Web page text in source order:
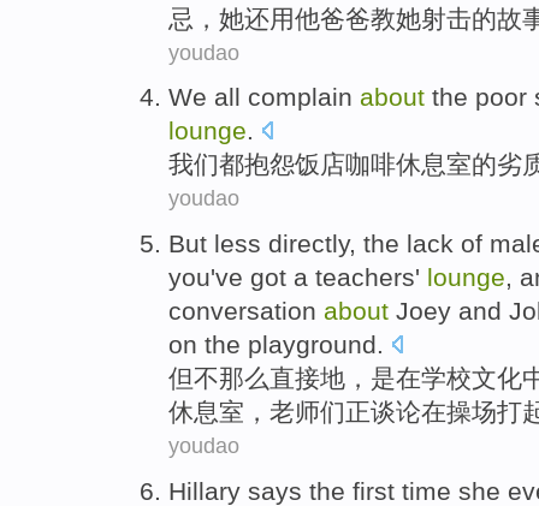
忌 ， 她还用他爸爸教她射击的故
youdao
We all complain about the poor
lounge.
我们都抱怨饭店咖啡休息室的劣
youdao
But less directly, the lack of
you've got a teachers' lounge,
conversation about Joey and
on the playground.
但不那么直接地 ，是在学校文化
休息室 ，老师们正谈论在操场打
youdao
Hillary says the first time she